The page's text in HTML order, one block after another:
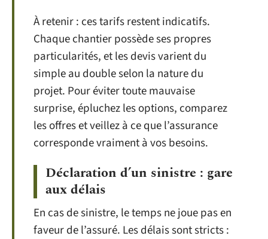
À retenir : ces tarifs restent indicatifs.
Chaque chantier possède ses propres
particularités, et les devis varient du
simple au double selon la nature du
projet. Pour éviter toute mauvaise
surprise, épluchez les options, comparez
les offres et veillez à ce que l’assurance
corresponde vraiment à vos besoins.
Déclaration d’un sinistre : gare
aux délais
En cas de sinistre, le temps ne joue pas en
faveur de l’assuré. Les délais sont stricts :